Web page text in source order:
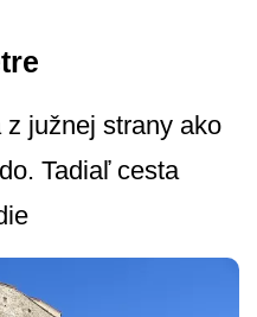
južnej strany ako
Tadiaľ cesta